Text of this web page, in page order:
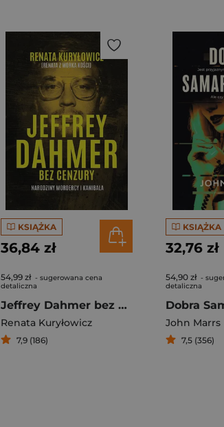
KSIĄŻKA
36,84 zł
54,99 zł - sugerowana cena
detaliczna
Jeffrey Dahmer bez cenzury. Narodziny mordercy i kanibala
Renata Kuryłowicz
7,9 (186)
KSIĄŻKA
32,76 zł
54,90 zł -
detaliczna
Dobra
John Marrs
7,5 (356)